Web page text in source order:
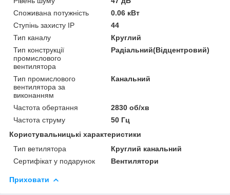
Споживана потужність
0.06 кВт
Ступінь захисту IP
44
Тип каналу
Круглий
Тип конструкції
промислового
вентилятора
Радіальний(Відцентровий)
Тип промислового
вентилятора за
виконанням
Канальний
Частота обертання
2830 об/хв
Частота струму
50 Гц
Користувальницькі характеристики
Тип ветилятора
Круглий канальний
Сертифікат у подарунок
Вентилятори
Приховати